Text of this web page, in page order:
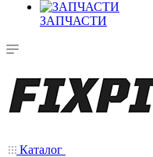
ЗАПЧАСТИ
Каталог